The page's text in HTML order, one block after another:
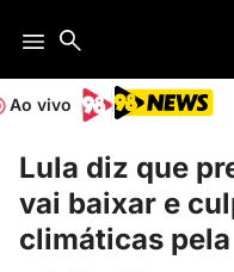
Ao vivo
Lula diz que
vai baixar e
climáticas